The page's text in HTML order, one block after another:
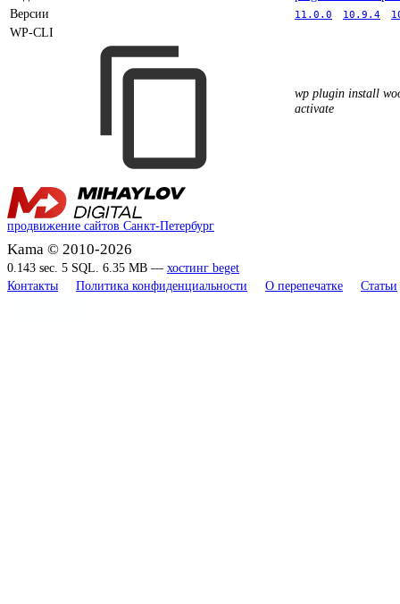
Версии
11.0.0 10.9.4
WP-CLI
wp plugin install
activate
продвижение сайтов Санкт-Петербург
Kama © 2010-2026
0.143 sec. 5 SQL. 6.35 MB — хостинг beget
Контакты
Политика конфиденциальности О перепечатке Статьи